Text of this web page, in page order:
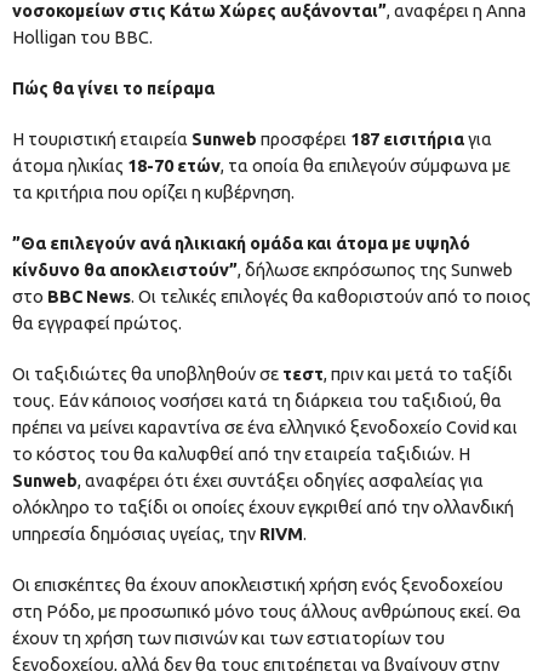
νοσοκομείων στις Κάτω Χώρες αυξάνονται”, αναφέρει η Anna
Holligan του BBC.
Πώς θα γίνει το πείραμα
Η τουριστική εταιρεία Sunweb προσφέρει 187 εισιτήριαγια
άτομα ηλικίας 18-70 ετών, τα οποία θα επιλεγούν σύμφωνα με
τα κριτήρια που ορίζει η κυβέρνηση.
”Θα επιλεγούν ανά ηλικιακή ομάδα και άτομα με υψηλό
κίνδυνο θα αποκλειστούν”, δήλωσε εκπρόσωπος της Sunweb
στο BBC News. Οι τελικές επιλογές θα καθοριστούν από το ποιος
θα εγγραφεί πρώτος.
Οι ταξιδιώτες θα υποβληθούν σε τεστ, πριν και μετά το ταξίδι
τους. Εάν κάποιος νοσήσει κατά τη διάρκεια του ταξιδιού, θα
πρέπει να μείνει καραντίνα σε ένα ελληνικό ξενοδοχείο Covid και
το κόστος του θα καλυφθεί από την εταιρεία ταξιδιών. Η
Sunweb, αναφέρει ότι έχει συντάξει οδηγίες ασφαλείας για
ολόκληρο το ταξίδι οι οποίες έχουν εγκριθεί από την ολλανδική
υπηρεσία δημόσιας υγείας, την RIVM.
Οι επισκέπτες θα έχουν αποκλειστική χρήση ενός ξενοδοχείου
στη Ρόδο, με προσωπικό μόνο τους άλλους ανθρώπους εκεί. Θα
έχουν τη χρήση των πισινών και των εστιατορίων του
ξενοδοχείου, αλλά δεν θα τους επιτρέπεται να βγαίνουν στην